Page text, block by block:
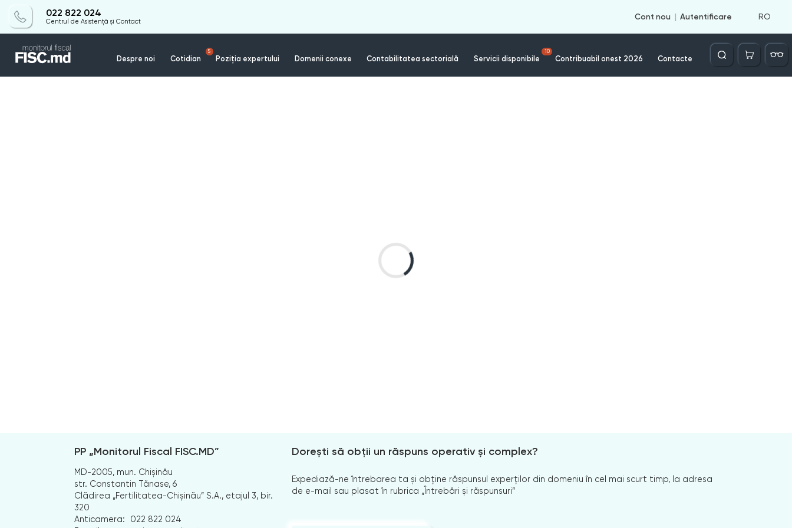
022 822 024
Centrul de Asistență și Contact
Cont nou Autentificare RO
Despre noi Cotidian
5
Poziția expertului Domenii conexe Contabilitatea sectorială Servicii disponibile
10
Contribuabil onest 2026 Contacte
Căutare
PP „Monitorul Fiscal FISC.MD”
MD-2005, mun. Chișinău
str. Constantin Tănase, 6
Clădirea „Fertilitatea-Chișinău” S.A., etajul 3, bir.
320
Anticamera:
022 822 024
Dorești să obții un răspuns operativ și complex?
Expediază-ne întrebarea ta și obține răspunsul experților din domeniu în cel mai scurt timp, la adresa
de e-mail sau plasat în rubrica „Întrebări și răspunsuri”